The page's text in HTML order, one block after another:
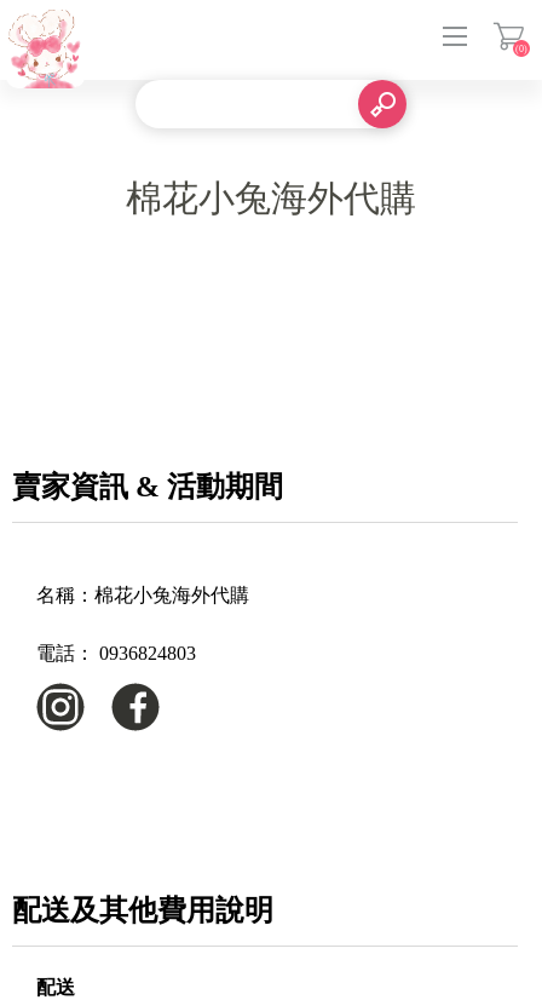
(0)
棉花小兔海外代購
賣家資訊 & 活動期間
名稱： 棉花小兔海外代購
電話： 0936824803
配送及其他費用說明
配送